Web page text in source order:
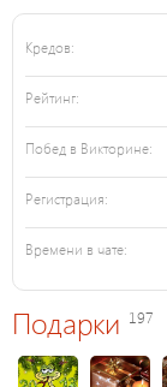
Кредов:
Рейтинг:
Побед в Викторине:
Регистрация:
Времени в чате:
Подарки 197